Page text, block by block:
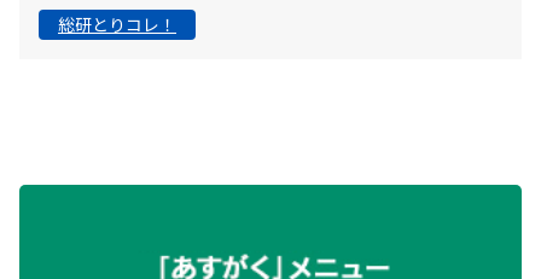
総研とりコレ！